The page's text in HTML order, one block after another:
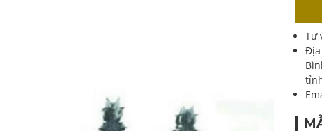
Tư
Địa